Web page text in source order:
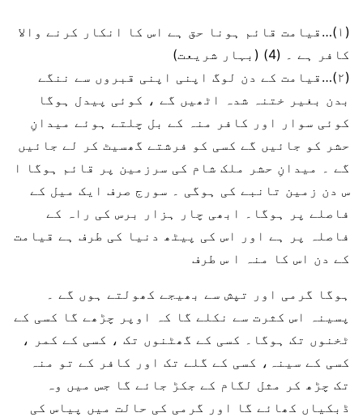
(۱)…قیامت قائم ہونا حق ہے اس کا انکار کرنے والا
کافر ہے ۔ (4) (بہار شریعت)
(۲)…قیامت کے دن لوگ اپنی اپنی قبروں سے ننگے
بدن بغیر ختنہ شدہ اٹھیں گے ، کوئی پیدل ہوگا
کوئی سوار اور کافر منہ کے بل چلتے ہوئے میدانِ
حشر کو جائیں گے کسی کو فرشتے گھسیٹ کر لے جائیں
گے ۔ میدانِ حشر ملک شام کی سرزمین پر قائم ہوگا ا
س دن زمین تانبے کی ہوگی ۔ سورج صرف ایک میل کے
فاصلے پر ہوگا۔ ابھی چار ہزار برس کی راہ کے
فاصلہ پر ہے اور اس کی پیٹھ دنیا کی طرف ہے قیامت
کے دن اس کا منہ ا س طرف
ہوگا گرمی اور تپش سے بھیجے کھولتے ہوں گے ۔
پسینہ اس کثرت سے نکلے گا کہ اوپر چڑھے گا کسی کے
ٹخنوں تک ہوگا۔ کسی کے گھٹنوں تک ، کسی کے کمر ،
کسی کے سینہ، کسی کے گلے تک اور کافر کے تو منہ
تک چڑھ کر مثل لگام کے جکڑ جائے گا جس میں وہ
ڈبکیاں کھائے گا اور گرمی کی حالت میں پیاس کی